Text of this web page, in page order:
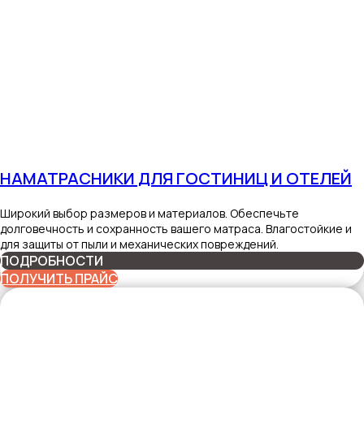
НАМАТРАСНИКИ ДЛЯ ГОСТИНИЦ И ОТЕЛЕЙ
Широкий выбор размеров и материалов. Обеспечьте
долговечность и сохранность вашего матраса. Влагостойкие и
для защиты от пыли и механических повреждений.
ПОДРОБНОСТИ
ПОЛУЧИТЬ ПРАЙС